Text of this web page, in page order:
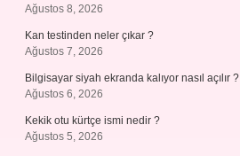
Ağustos 8, 2026
Kan testinden neler çıkar ?
Ağustos 7, 2026
Bilgisayar siyah ekranda kalıyor nasıl açılır ?
Ağustos 6, 2026
Kekik otu kürtçe ismi nedir ?
Ağustos 5, 2026